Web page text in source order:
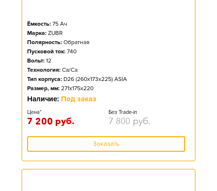
Ёмкость: 75 Ач
Марка: ZUBR
Полярность: Обратная
Пусковой ток: 740
Вольт: 12
Технология: Ca/Ca
Тип корпуса: D26 (260x173x225) ASIA
Размер, мм: 271x175x220
Наличие: Под заказ
Цена*
7 200 руб.
Без Trade-in
7 800 руб.
Заказать